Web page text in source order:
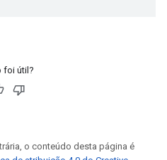
foi útil?
o conteúdo desta página é